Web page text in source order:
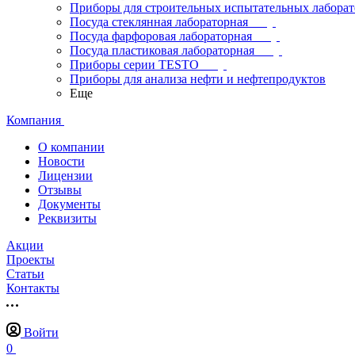
Приборы для строительных испытательных
Посуда стеклянная лабораторная
Посуда фарфоровая лабораторная
Посуда пластиковая лабораторная
Приборы серии TESTO
Приборы для анализа нефти и нефтепродуктов
Еще
Компания
О компании
Новости
Лицензии
Отзывы
Документы
Реквизиты
Акции
Проекты
Статьи
Контакты
Войти
0